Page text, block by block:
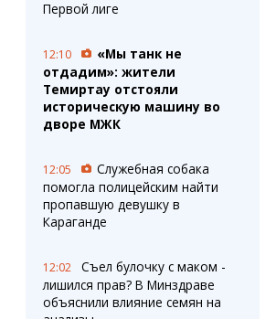
Штрихи
Коллаж недели
Ешкин гороскоп
Фото
Видео
3D-тур
Timelapse
Первой лиге
12:10
«Мы танк не
отдадим»: жители
Темиртау отстояли
историческую машину во
дворе МЖК
12:05
Служебная собака
помогла полицейским найти
пропавшую девушку в
Караганде
12:02
Съел булочку с маком -
лишился прав? В Минздраве
объяснили влияние семян на